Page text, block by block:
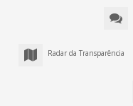
Radar da Transparência